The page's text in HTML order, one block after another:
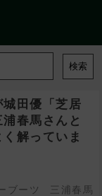
検索
田優「芝居
春馬さんと
く解っていま
ブーツ
三浦春馬